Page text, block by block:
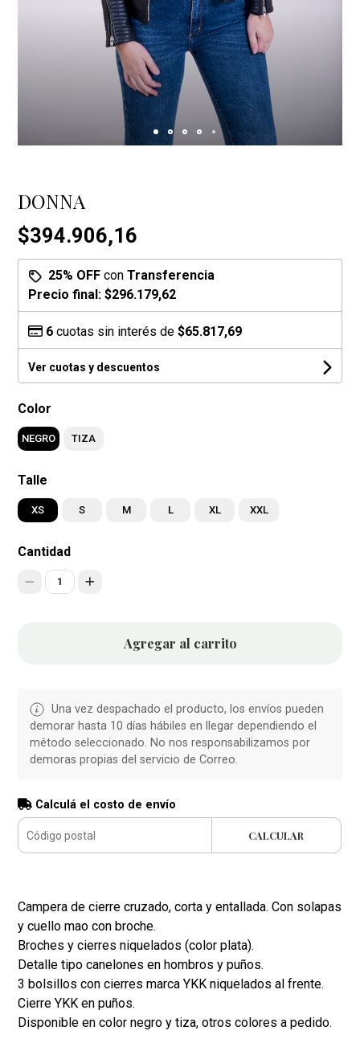
DONNA
$394.906,16
25% OFF conTransferencia
Precio final:$296.179,62
6 cuotas sin interés de$65.817,69
Ver cuotas y descuentos
Color
NEGRO TIZA
Talle
XS S M L XL XXL
Cantidad
1
Agregar al carrito
Una vez despachado el producto, los envíos pueden
demorar hasta 10 días hábiles en llegar dependiendo el
método seleccionado. No nos responsabilizamos por
demoras propias del servicio de Correo.
Calculá el costo de envío
CALCULAR
Campera de cierre cruzado, corta y entallada. Con solapas
y cuello mao con broche.
Broches y cierres niquelados (color plata).
Detalle tipo canelones en hombros y puños.
3 bolsillos con cierres marca YKK niquelados al frente.
Cierre YKK en puños.
Disponible en color negro y tiza, otros colores a pedido.